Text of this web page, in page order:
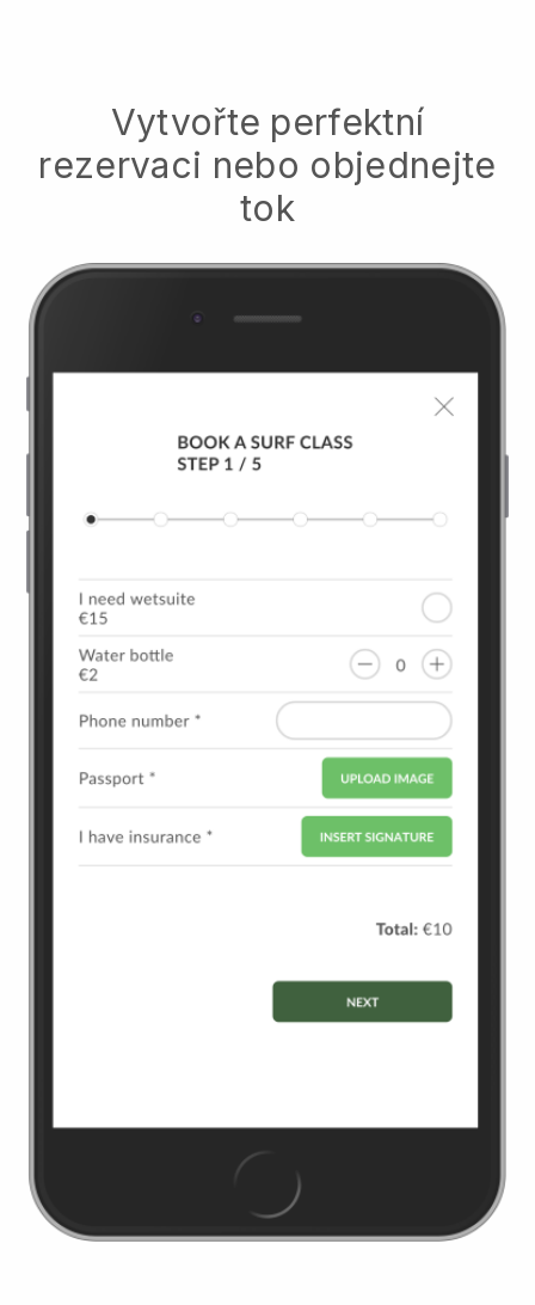
Vytvořte perfektní
rezervaci nebo objednejte
tok